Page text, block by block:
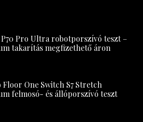
P70 Pro Ultra robotporszívó teszt –
takarítás megfizethető áron
Floor One Switch S7 Stretch
felmosó- és állóporszívó teszt